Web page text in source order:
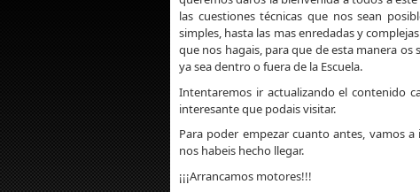
las cuestiones técnicas que nos sean
simples, hasta las mas enredadas y
que nos hagais, para que de esta manera os
ya sea dentro o fuera de la Escuela.
Intentaremos ir actualizando el contenido
interesante que podais visitar.
Para poder empezar cuanto antes, vamos
nos habeis hecho llegar.
¡¡¡Arrancamos motores!!!